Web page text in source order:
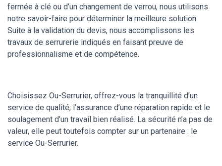
fermée à clé ou d’un changement de verrou, nous utilisons
notre savoir-faire pour déterminer la meilleure solution.
Suite à la validation du devis, nous accomplissons les
travaux de serrurerie indiqués en faisant preuve de
professionnalisme et de compétence.
Choisissez Ou-Serrurier, offrez-vous la tranquillité d’un
service de qualité, l’assurance d’une réparation rapide et le
soulagement d’un travail bien réalisé. La sécurité n’a pas de
valeur, elle peut toutefois compter sur un partenaire : le
service Ou-Serrurier.